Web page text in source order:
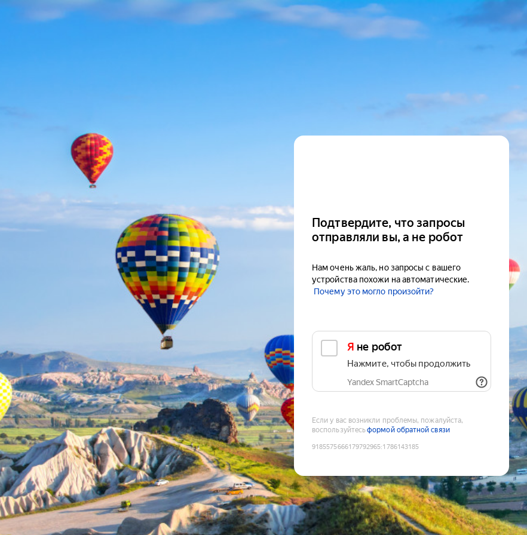
Подтвердите, что запросы
отправляли вы, а не робот
Нам очень жаль, но запросы с вашего
устройства похожи на автоматические.
Почему это могло произойти?
Я не робот
Нажмите, чтобы продолжить
Yandex SmartCaptcha
Если у вас возникли проблемы, пожалуйста,
воспользуйтесьформой обратной связи
9185575666179792965:1786143185